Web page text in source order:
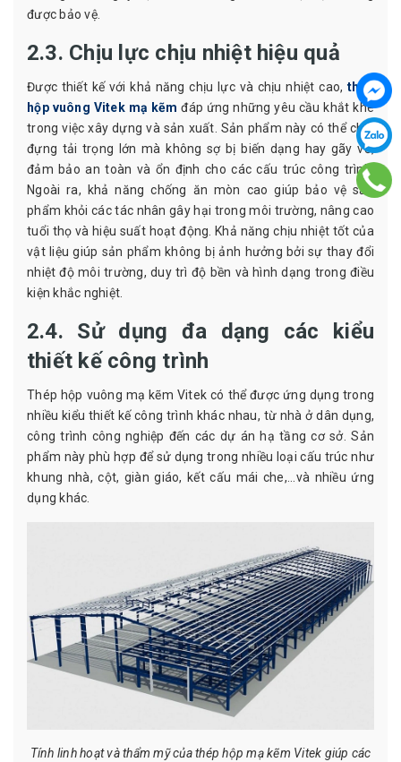
được bảo vệ.
2.3. Chịu lực chịu nhiệt hiệu quả
Được thiết kế với khả năng chịu lực và chịu nhiệt cao, thép
hộp vuông Vitek mạ kẽm đáp ứng những yêu cầu khắt khe
trong việc xây dựng và sản xuất. Sản phẩm này có thể chịu
đựng tải trọng lớn mà không sợ bị biến dạng hay gãy vỡ,
đảm bảo an toàn và ổn định cho các cấu trúc công trình.
Ngoài ra, khả năng chống ăn mòn cao giúp bảo vệ sản
phẩm khỏi các tác nhân gây hại trong môi trường, nâng cao
tuổi thọ và hiệu suất hoạt động. Khả năng chịu nhiệt tốt của
vật liệu giúp sản phẩm không bị ảnh hưởng bởi sự thay đổi
nhiệt độ môi trường, duy trì độ bền và hình dạng trong điều
kiện khắc nghiệt.
2.4. Sử dụng đa dạng các kiểu
thiết kế công trình
Thép hộp vuông mạ kẽm Vitek có thể được ứng dụng trong
nhiều kiểu thiết kế công trình khác nhau, từ nhà ở dân dụng,
công trình công nghiệp đến các dự án hạ tầng cơ sở. Sản
phẩm này phù hợp để sử dụng trong nhiều loại cấu trúc như
khung nhà, cột, giàn giáo, kết cấu mái che,...và nhiều ứng
dụng khác.
Tính linh hoạt và thẩm mỹ của thép hộp mạ kẽm Vitek giúp các